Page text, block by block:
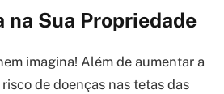
Sua Propriedade
imagina! Além de aumentar a
de doenças nas tetas das